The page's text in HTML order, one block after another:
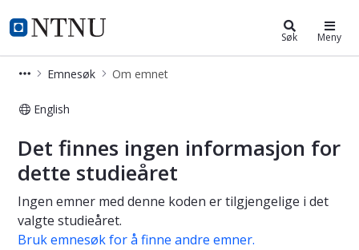
NTNU Hjemmeside
Studier Søk Meny
Emnesøk Om emnet
English
Om emnet
Det finnes ingen informasjon for
dette studieåret
Ingen emner med denne koden er tilgjengelige i det
valgte studieåret.
Bruk emnesøk for å finne andre emner.